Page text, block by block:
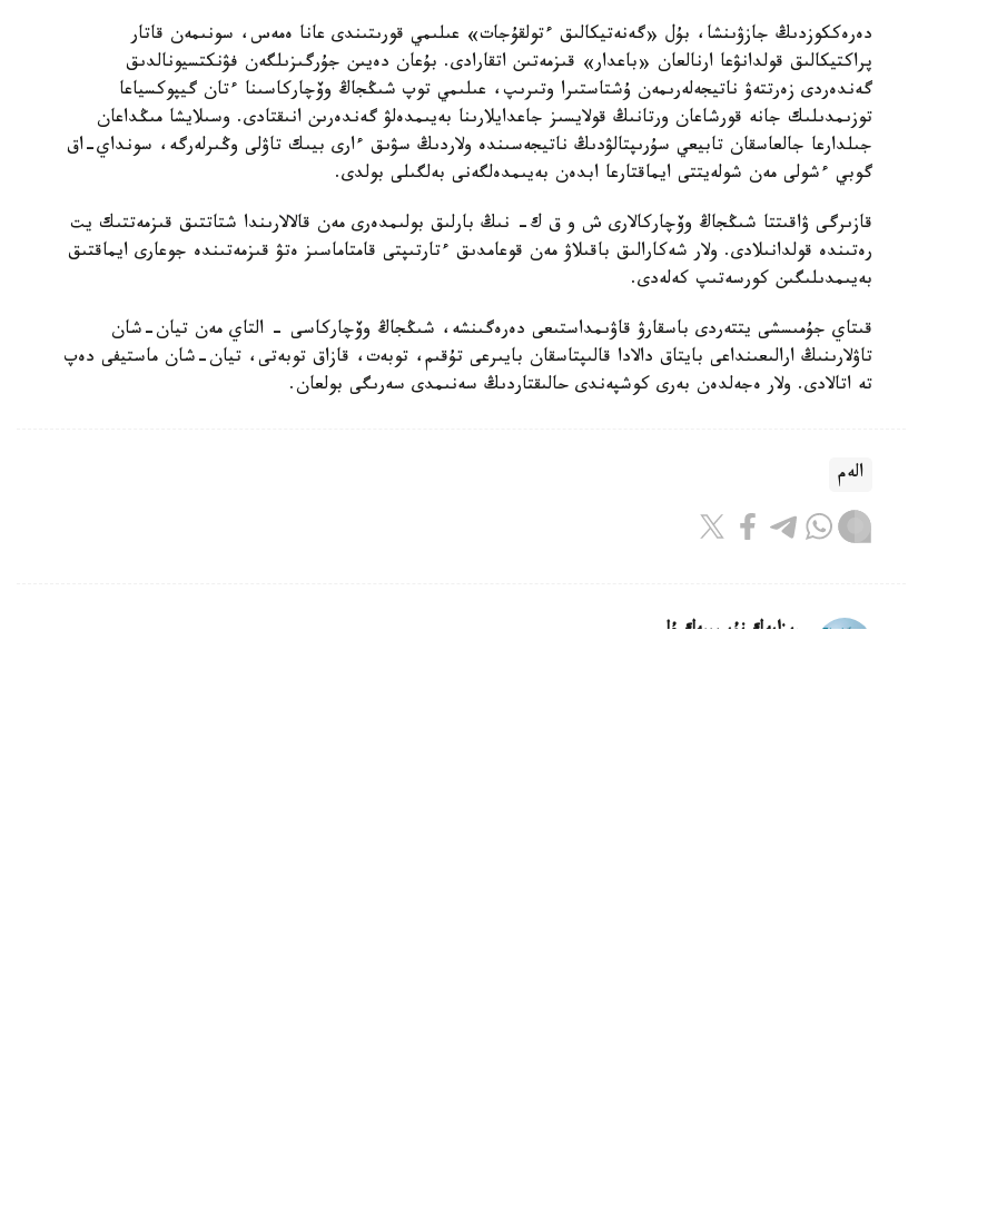
دەرەككوزدىڭ جازۋىنشا، بۇل «گەنەتيكالىق ءتولقۇجات» عىلىمي قورىتىندى عانا ەمەس، سونىمەن قاتار
پراكتيكالىق قولدانۋعا ارنالعان «باعدار» قىزمەتىن اتقارادى. بۇعان دەيىن جۇرگىزىلگەن فۋنكتسيونالدىق
گەندەردى زەرتتەۋ ناتيجەلەرىمەن ۇشتاستىرا وتىرىپ، عىلىمي توپ شىڭجاڭ وۆچاركاسىنا ءتان گيپوكسياعا
توزىمدىلىك جانە قورشاعان ورتانىڭ قولايسىز جاعدايلارىنا بەيىمدەلۋ گەندەرىن انىقتادى. وسىلايشا مىڭداعان
جىلدارعا جالعاسقان تابيعي سۇرىپتالۋدىڭ ناتيجەسىندە ولاردىڭ سۋىق ءارى بيىك تاۋلى وڭىرلەرگە، سونداي-اق
گوبي ءشولى مەن شولەيتتى ايماقتارعا ابدەن بەيىمدەلگەنى بەلگىلى بولدى.
قازىرگى ۋاقىتتا شىڭجاڭ وۆچاركالارى ش و ق ك- نىڭ بارلىق بولىمدەرى مەن قالالارىندا شتاتتىق قىزمەتتىك يت
رەتىندە قولدانىلادى. ولار شەكارالىق باقىلاۋ مەن قوعامدىق ءتارتىپتى قامتاماسىز ەتۋ قىزمەتىندە جوعارى ايماقتىق
بەيىمدىلىگىن كورسەتىپ كەلەدى.
قىتاي جۇمىسشى يتتەردى باسقارۋ قاۋىمداستىعى دەرەگىنشە، شىڭجاڭ وۆچاركاسى - التاي مەن تيان-شان
تاۋلارىنىڭ ارالىعىنداعى بايتاق دالادا قالىپتاسقان بايىرعى تۇقىم، توبەت، قازاق توبەتى، تيان-شان ماستيفى دەپ
تە اتالادى. ولار ەجەلدەن بەرى كوشپەندى حالىقتاردىڭ سەنىمدى سەرىگى بولعان.
الەم
ريزابەك نۇسىپبەك ۇلى